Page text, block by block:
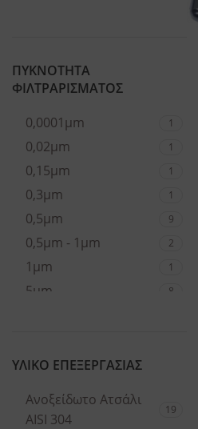
ΠΥΚΝΟΤΗΤΑ
ΦΙΛΤΡΑΡΙΣΜΑΤΟΣ
0,0001μm
1
0,02μm 1
0,15μm 1
0,3μm 1
0,5μm 9
0,5μm - 1μm 2
1μm 1
5μm 8
70μm
ΥΛΙΚΟ ΕΠΕΞΕΡΓΑΣΙΑΣ
Ανοξείδωτο Ατσάλι
AISI 304
19